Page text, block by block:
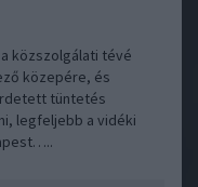
közszolgálati tévé
közepére, és
tüntetés
legfeljebb a vidéki